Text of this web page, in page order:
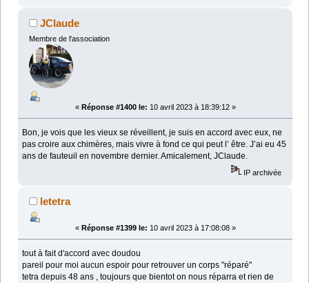
JClaude
Membre de l'association
« Réponse #1400 le: 10 avril 2023 à 18:39:12 »
Bon, je vois que les vieux se réveillent, je suis en accord avec eux, ne
pas croire aux chimères, mais vivre à fond ce qui peut l’ être. J’ai eu 45
ans de fauteuil en novembre dernier. Amicalement, JClaude.
IP archivée
letetra
« Réponse #1399 le: 10 avril 2023 à 17:08:08 »
tout à fait d'accord avec doudou
pareil pour moi aucun espoir pour retrouver un corps "réparé"
tetra depuis 48 ans , toujours que bientot on nous réparra et rien de